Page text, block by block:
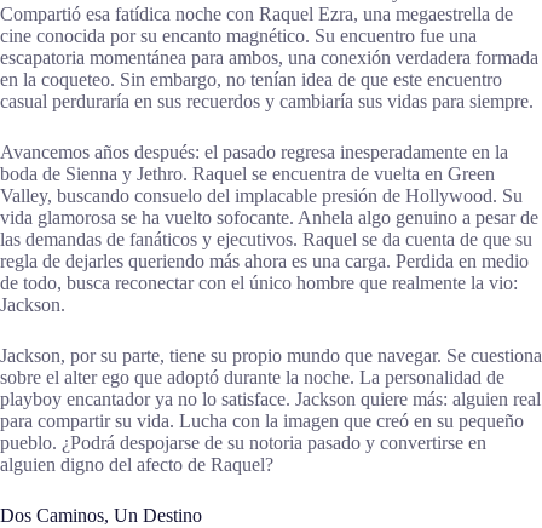
Compartió esa fatídica noche con Raquel Ezra, una megaestrella de
cine conocida por su encanto magnético. Su encuentro fue una
escapatoria momentánea para ambos, una conexión verdadera formada
en la coqueteo. Sin embargo, no tenían idea de que este encuentro
casual perduraría en sus recuerdos y cambiaría sus vidas para siempre.
Avancemos años después: el pasado regresa inesperadamente en la
boda de Sienna y Jethro. Raquel se encuentra de vuelta en Green
Valley, buscando consuelo del implacable presión de Hollywood. Su
vida glamorosa se ha vuelto sofocante. Anhela algo genuino a pesar de
las demandas de fanáticos y ejecutivos. Raquel se da cuenta de que su
regla de dejarles queriendo más ahora es una carga. Perdida en medio
de todo, busca reconectar con el único hombre que realmente la vio:
Jackson.
Jackson, por su parte, tiene su propio mundo que navegar. Se cuestiona
sobre el alter ego que adoptó durante la noche. La personalidad de
playboy encantador ya no lo satisface. Jackson quiere más: alguien real
para compartir su vida. Lucha con la imagen que creó en su pequeño
pueblo. ¿Podrá despojarse de su notoria pasado y convertirse en
alguien digno del afecto de Raquel?
Dos Caminos, Un Destino